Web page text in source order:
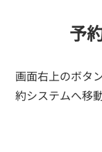
予
画面右上のボタ
約システムへ移